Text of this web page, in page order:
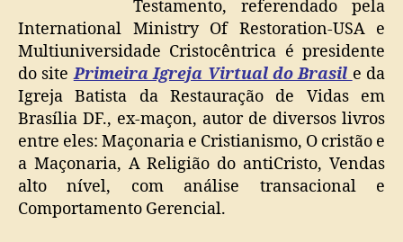
Testamento, referendado pela
International Ministry Of Restoration-USA e
Multiuniversidade Cristocêntrica é presidente
do site Primeira Igreja Virtual do Brasil e da
Igreja Batista da Restauração de Vidas em
Brasília DF., ex-maçon, autor de diversos livros
entre eles: Maçonaria e Cristianismo, O cristão e
a Maçonaria, A Religião do antiCristo, Vendas
alto nível, com análise transacional e
Comportamento Gerencial.